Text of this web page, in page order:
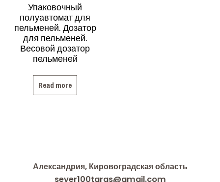
Упаковочный
полуавтомат для
пельменей. Дозатор
для пельменей.
Весовой дозатор
пельменей
Read more
Александрия, Кировоградская область
sever100taras@gmail.com